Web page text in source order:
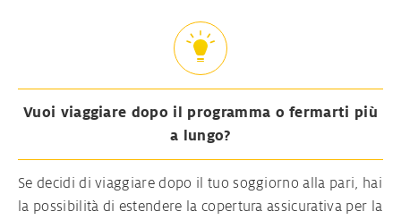
Vuoi viaggiare dopo il programma o fermarti più
a lungo?
Se decidi di viaggiare dopo il tuo soggiorno alla pari, hai
la possibilità di estendere la copertura assicurativa per la